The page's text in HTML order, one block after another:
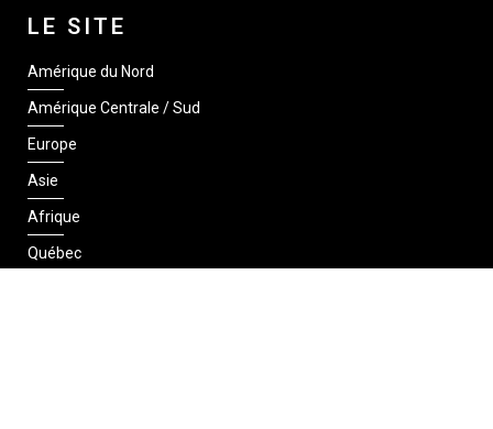
LE SITE
Amérique du Nord
Amérique Centrale / Sud
Europe
Asie
Afrique
Québec